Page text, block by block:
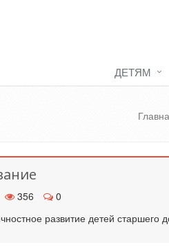
ДЕТЯМ
356
0
развитие детей старшего